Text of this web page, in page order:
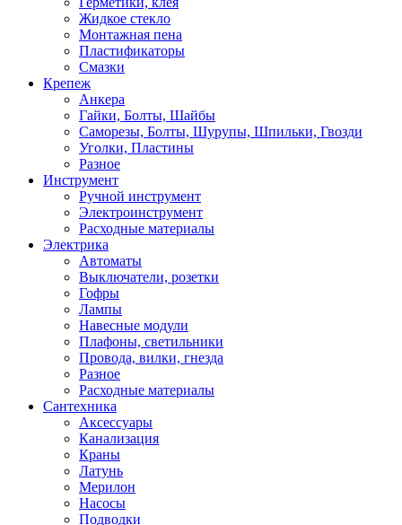
Жидкое стекло
Монтажная пена
Пластификаторы
Смазки
Крепеж
Анкера
Гайки, Болты, Шайбы
Саморезы, Болты, Шурупы, Шпильки, Гвозди
Уголки, Пластины
Разное
Инструмент
Ручной инструмент
Электроинструмент
Расходные материалы
Электрика
Автоматы
Выключатели, розетки
Гофры
Лампы
Навесные модули
Плафоны, светильники
Провода, вилки, гнезда
Разное
Расходные материалы
Сантехника
Аксессуары
Канализация
Краны
Латунь
Мерилон
Насосы
Подводки